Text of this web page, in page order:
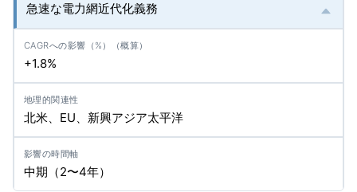
急速な電力網近代化義務
+1.8%
北米、EU、新興アジア太平洋
中期（2〜4年）